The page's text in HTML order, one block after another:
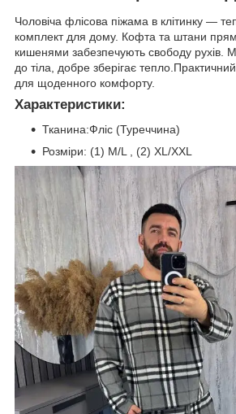
Чоловіча флісова піжама в клітинку —
комплект для дому. Кофта та штани
кишенями забезпечують свободу рухів.
до тіла, добре зберігає
для щоденного комфорту.
Характеристики:
Тканина:Фліс (Туреччина)
Розміри: (1) M/L , (2) XL/XXL